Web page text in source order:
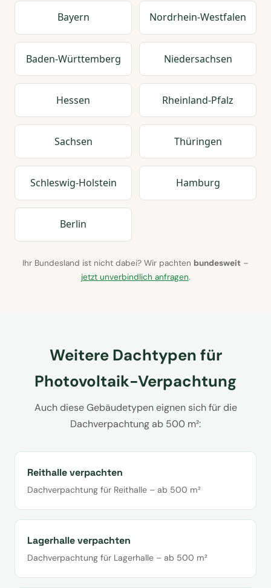
Bayern Nordrhein-Westfalen
Baden-Württemberg Niedersachsen
Hessen Rheinland-Pfalz
Sachsen Thüringen
Schleswig-Holstein Hamburg
Berlin
Ihr Bundesland ist nicht dabei? Wir pachten bundesweit –
jetzt unverbindlich anfragen.
Weitere Dachtypen für
Photovoltaik-Verpachtung
Auch diese Gebäudetypen eignen sich für die
Dachverpachtung ab 500 m²:
Reithalle verpachten
Dachverpachtung für Reithalle – ab 500 m²
Lagerhalle verpachten
Dachverpachtung für Lagerhalle – ab 500 m²